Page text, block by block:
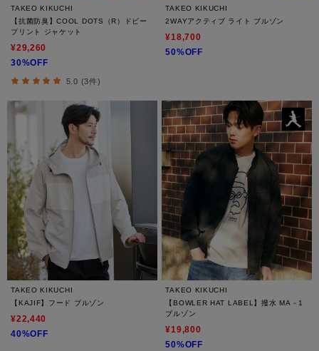
TAKEO KIKUCHI
【抗菌防臭】COOL DOTS（R）ドビー
プリント ジャケット
¥29,260
30%OFF
5.0 (3件)
TAKEO KIKUCHI
2WAYアクティブ ライト ブルゾン
¥18,700
50%OFF
TAKEO KIKUCHI
【KAJIF】フード ブルゾン
¥22,440
40%OFF
TAKEO KIKUCHI
【BOWLER HAT LABEL】撥水 MA－1
ブルゾン
¥19,800
50%OFF